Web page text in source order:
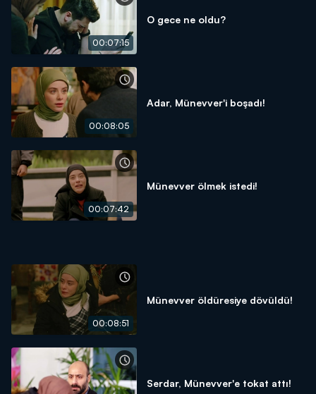
00:07:15
O gece ne oldu?
00:08:05
Adar, Münevver'i boşadı!
00:07:42
Münevver ölmek istedi!
00:08:51
Münevver öldüresiye dövüldü!
Serdar, Münevver'e tokat attı!